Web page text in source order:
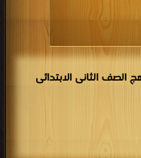
الثانى الابتدائى